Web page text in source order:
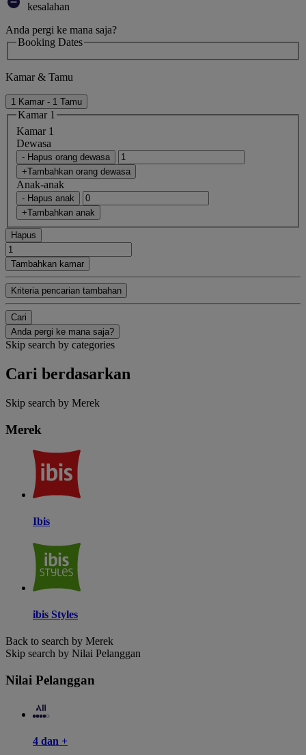
kesalahan
Anda pergi ke mana saja?
Booking Dates
Kamar & Tamu
1 Kamar - 1 Tamu
Kamar 1
Kamar 1
Dewasa
- Hapus orang dewasa
+Tambahkan orang dewasa
Anak-anak
- Hapus anak
+Tambahkan anak
Hapus
Tambahkan kamar
Kriteria pencarian tambahan
Cari
Anda pergi ke mana saja?
Skip search by categories
Cari berdasarkan
Skip search by Merek
Merek
Ibis
ibis Styles
Back to search by Merek
Skip search by Nilai Pelanggan
Nilai Pelanggan
4 dan +